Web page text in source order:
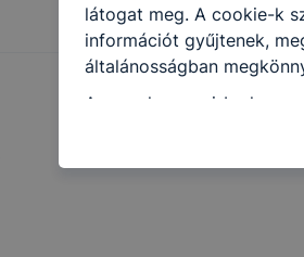
látogat meg. A cookie-k
információt gyűjtenek,
általánosságban
A www.harsanyi-bp.hu a
információ gyűjtése
annak felmérésével,